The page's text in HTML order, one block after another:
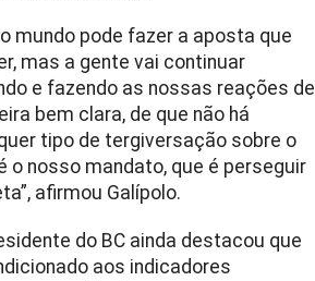
mundo pode fazer a aposta que
mas a gente vai continuar
e fazendo as nossas reações de
bem clara, de que não há
tipo de tergiversação sobre o
o nosso mandato, que é perseguir
afirmou Galípolo.
do BC ainda destacou que
aos indicadores